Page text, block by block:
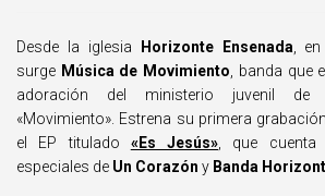
Desde la iglesia Horizonte Ensenada ,
surge Música de Movimiento , banda que
adoración del ministerio juvenil de
«Movimiento». Estrena su primera
el EP titulado «Es Jesús» , que
especiales de Un Corazón y Banda